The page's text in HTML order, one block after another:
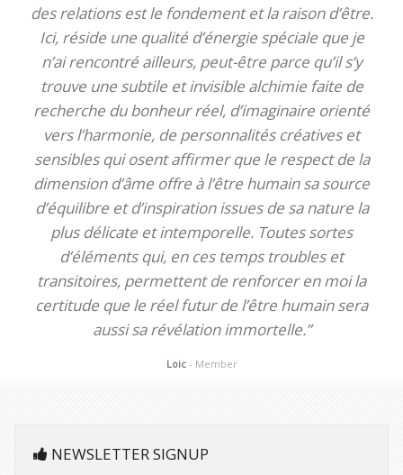
des relations est le fondement et la raison d’être.
Ici, réside une qualité d’énergie spéciale que je
n’ai rencontré ailleurs, peut-être parce qu’il s’y
trouve une subtile et invisible alchimie faite de
recherche du bonheur réel, d’imaginaire orienté
vers l’harmonie, de personnalités créatives et
sensibles qui osent affirmer que le respect de la
dimension d’âme offre à l’être humain sa source
d’équilibre et d’inspiration issues de sa nature la
plus délicate et intemporelle. Toutes sortes
d’éléments qui, en ces temps troubles et
transitoires, permettent de renforcer en moi la
certitude que le réel futur de l’être humain sera
aussi sa révélation immortelle.”
Loic - Member
NEWSLETTER SIGNUP